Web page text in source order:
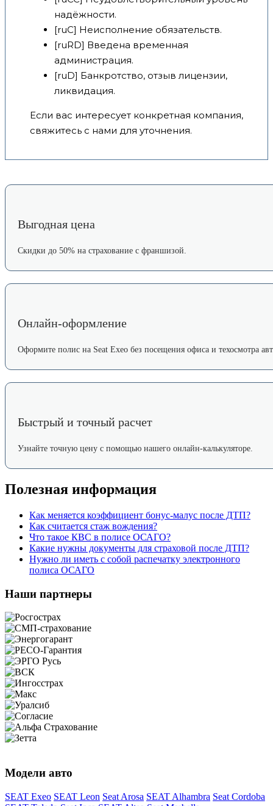
надёжности.
[ruC] Неисполнение обязательств.
[ruRD] Введена временная
администрация.
[ruD] Банкротство, отзыв лицензии,
ликвидация.
Если вас интересует конкретная компания,
свяжитесь с нами для уточнения.
Выгодная цена
Скидки до 50% на страхование с франшизой.
Онлайн-оформление
Оформите полис на Seat Exeo без посещения офиса и техосмотра
Быстрый и точный расчет
Узнайте точную цену с помощью нашего онлайн-калькуляторе.
Полезная информация
Как меняется коэффициент бонус-малус после ДТП?
Как считается стаж вождения?
Что такое КВС в полисе ОСАГО?
Какие нужны документы для страховой после ДТП?
Нужно ли иметь с собой распечатку электронного
полиса ОСАГО
Наши партнеры
Модели авто
SEAT Exeo SEAT Leon Seat Arosa SEAT Alhambra Seat Cordoba